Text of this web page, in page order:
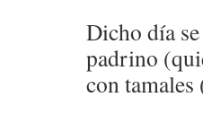
Dicho día
padrino
con tamales